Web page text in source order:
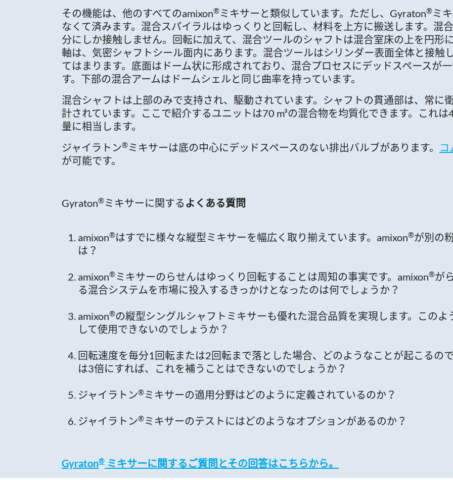
その機能は、他のすべてのamixon®ミキサーと類似しています。ただし、Gyraton®ミ
なくて済みます。混合スパイラルはゆっくりと回転し、材料を上方に搬送します。混
分にしか接触しません。回転に加えて、混合ツールのシャフトは混合室床の上を円形
軸は、気密シャフトシール面内にあります。混合ツールはシリンダー表面全体と接触
てはまります。底面はドーム状に形成されており、混合プロセスにデッドスペースが
す。下部の混合アームはドームシェルと同じ曲率を持っています。
混合シャフトは上部のみで支持され、駆動されています。シャフトの貫通部は、常に
計されています。ここで紹介するユニットは70 m³の混合物を均質化できます。これ
量に相当します。
ジャイラトン®ミキサーは底の中心にデッドスペースのない排出バルブがあります。
コ
が可能です。
Gyraton®ミキサーに関する よくある質問
amixon®はすでに様々な縦型ミキサーを幅広く取り揃えています。amixon®が別の
は？
amixon®ミキサーのらせんはゆっくり回転することは周知の事実です。amixon®が
る混合システムを市場に投入するきっかけとなったのは何でしょうか？
amixon®の縦型シングルシャフトミキサーも優れた混合品質を実現します。この
して使用できないのでしょうか？
回転速度を毎分1回転または2回転まで落とした場合、どのようなことが起こるの
は3倍にすれば、これを補うことはできないのでしょうか？
ジャイラトン®ミキサーの適用分野はどのように定義されているのか？
ジャイラトン®ミキサーのテストにはどのようなオプションがあるのか？
Gyraton® ミキサーに関するご質問とその回答はこちらから。